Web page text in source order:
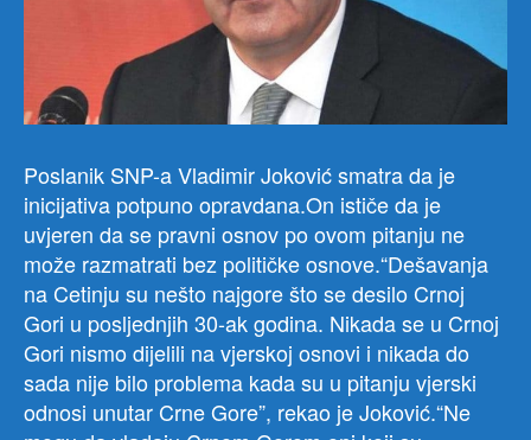
Poslanik SNP-a Vladimir Joković smatra da je
inicijativa potpuno opravdana.On ističe da je
uvjeren da se pravni osnov po ovom pitanju ne
može razmatrati bez političke osnove.“Dešavanja
na Cetinju su nešto najgore što se desilo Crnoj
Gori u posljednjih 30-ak godina. Nikada se u Crnoj
Gori nismo dijelili na vjerskoj osnovi i nikada do
sada nije bilo problema kada su u pitanju vjerski
odnosi unutar Crne Gore”, rekao je Joković.“Ne